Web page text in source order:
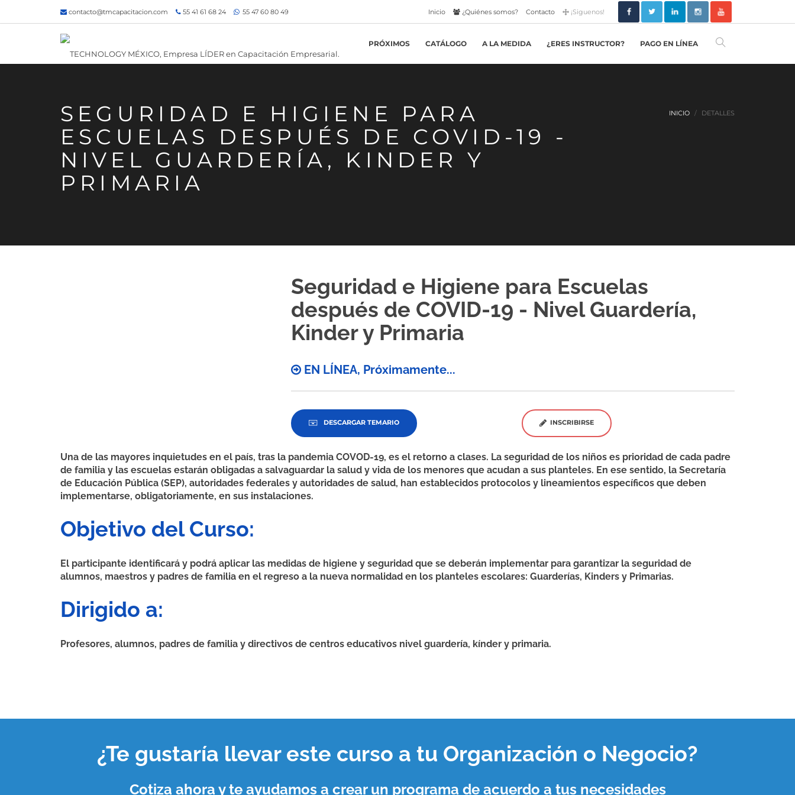
contacto@tmcapacitacion.com 55 41 61 68 24 55 47 60 80 49 Inicio ¿Quiénes somos? Contacto ¡Siguenos!
PRÓXIMOS CATÁLOGO A LA MEDIDA ¿ERES INSTRUCTOR? PAGO EN LÍNEA
SEGURIDAD E HIGIENE PARA
ESCUELAS DESPUÉS DE COVID-19 -
NIVEL GUARDERÍA, KINDER Y
PRIMARIA
INICIO DETALLES
Seguridad e Higiene para Escuelas
después de COVID-19 - Nivel Guardería,
Kinder y Primaria
EN LÍNEA, Próximamente...
DESCARGAR TEMARIO INSCRIBIRSE
Una de las mayores inquietudes en el país, tras la pandemia COVOD-19, es el retorno a clases. La seguridad de los niños es prioridad de cada padre
de familia y las escuelas estarán obligadas a salvaguardar la salud y vida de los menores que acudan a sus planteles. En ese sentido, la Secretaría
de Educación Pública (SEP), autoridades federales y autoridades de salud, han establecidos protocolos y lineamientos específicos que deben
implementarse, obligatoriamente, en sus instalaciones.
Objetivo del Curso:
El participante identificará y podrá aplicar las medidas de higiene y seguridad que se deberán implementar para garantizar la seguridad de
alumnos, maestros y padres de familia en el regreso a la nueva normalidad en los planteles escolares: Guarderías, Kinders y Primarias.
Dirigido a:
Profesores, alumnos, padres de familia y directivos de centros educativos nivel guardería, kínder y primaria.
¿Te gustaría llevar este curso a tu Organización o Negocio?
Cotiza ahora y te ayudamos a crear un programa de acuerdo a tus necesidades